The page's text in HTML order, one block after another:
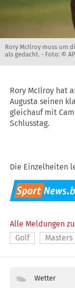
Rory McIlroy muss um
als gedacht. - Foto: ©
Rory McIlroy hat
Augusta seinen
gleichauf mit
Schlusstag.
Die Einzelheiten
Alle Meldungen
Golf
Masters
Wetter